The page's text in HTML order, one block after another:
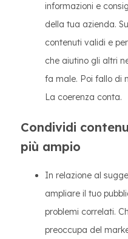
informazioni e
della tua azienda.
contenuti validi e
che aiutino gli altri
fa male. Poi fallo di
La coerenza conta.
Condividi
più ampio
In relazione al
ampliare il tuo
problemi correlati.
preoccupa del